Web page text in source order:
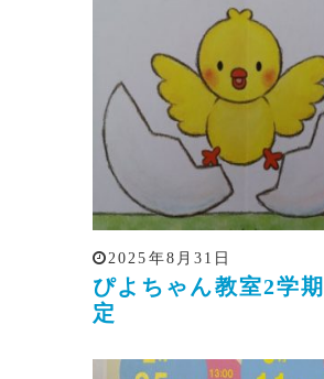
2025年8月31日
ぴよちゃん教室2学
定